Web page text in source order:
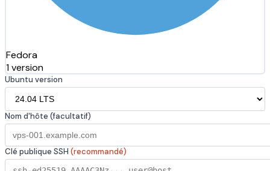
Fedora
1 version
Ubuntu version
Nom d'hôte (facultatif)
Clé publique SSH (recommandé)